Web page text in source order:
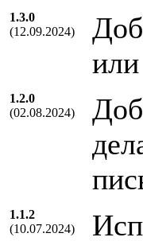
1.3.0
(12.09.2024)
1.2.0
(02.08.2024)
1.1.2
(10.07.2024)